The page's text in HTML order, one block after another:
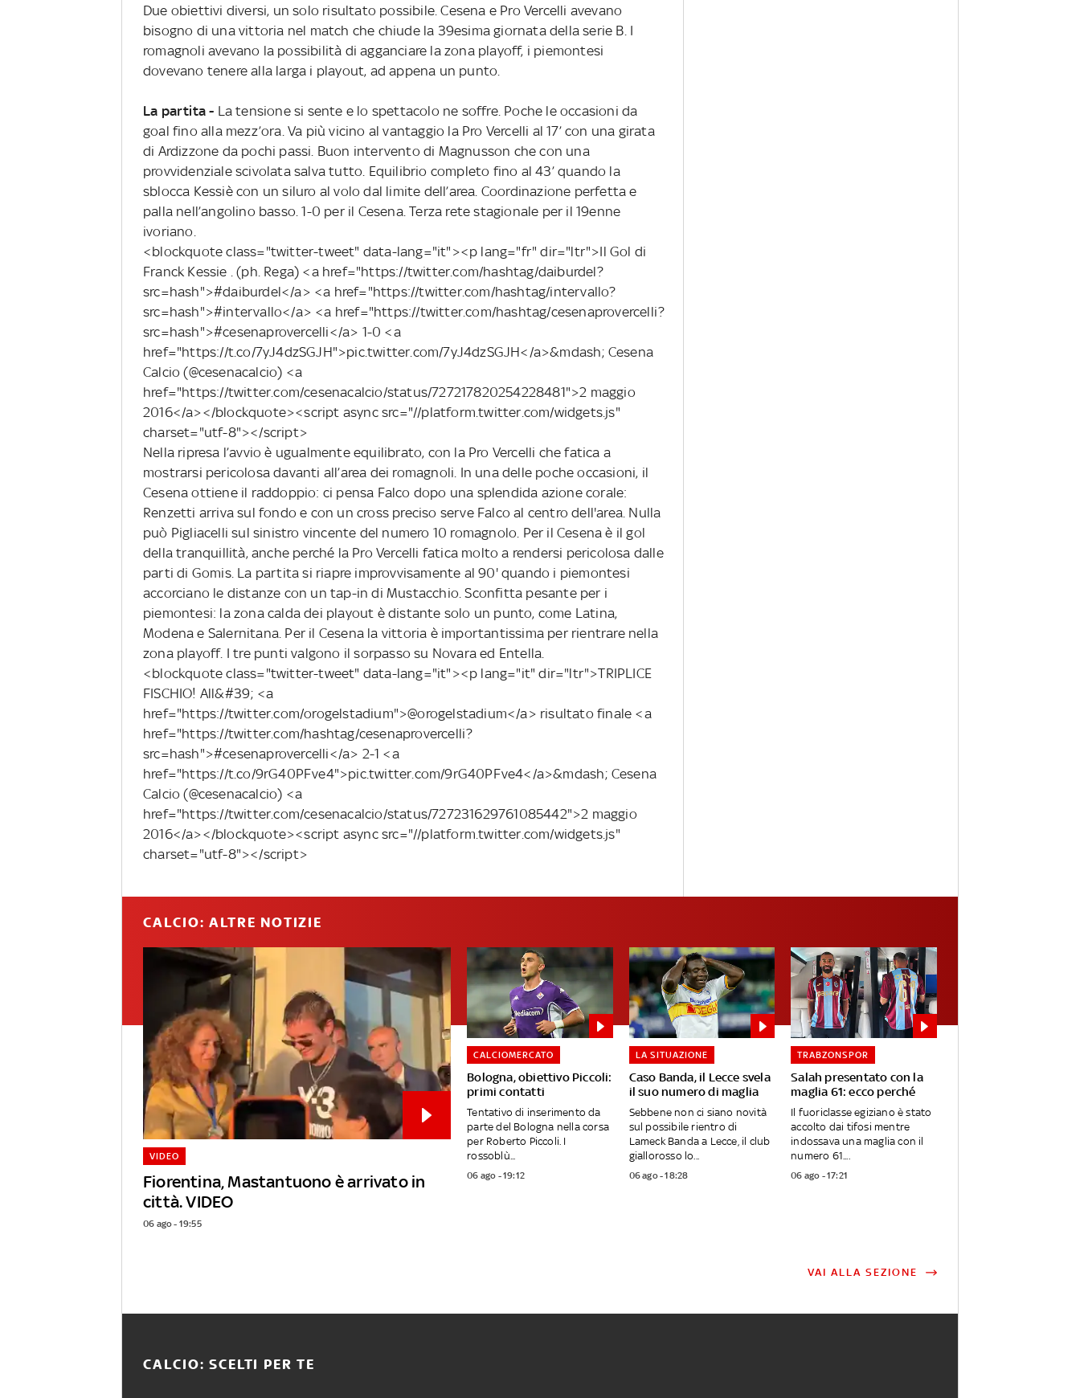
Due obiettivi diversi, un solo risultato possibile. Cesena e Pro Vercelli avevano
bisogno di una vittoria nel match che chiude la 39esima giornata della serie B. I
romagnoli avevano la possibilità di agganciare la zona playoff, i piemontesi
dovevano tenere alla larga i playout, ad appena un punto.
La partita - La tensione si sente e lo spettacolo ne soffre. Poche le occasioni da
goal fino alla mezz’ora. Va più vicino al vantaggio la Pro Vercelli al 17’ con una girata
di Ardizzone da pochi passi. Buon intervento di Magnusson che con una
provvidenziale scivolata salva tutto. Equilibrio completo fino al 43’ quando la
sblocca Kessiè con un siluro al volo dal limite dell’area. Coordinazione perfetta e
palla nell’angolino basso. 1-0 per il Cesena. Terza rete stagionale per il 19enne
ivoriano.
<blockquote class="twitter-tweet" data-lang="it"><p lang="fr" dir="ltr">Il Gol di
Franck Kessie . (ph. Rega) <a href="https://twitter.com/hashtag/daiburdel?
src=hash">#daiburdel</a> <a href="https://twitter.com/hashtag/intervallo?
src=hash">#intervallo</a> <a href="https://twitter.com/hashtag/cesenaprovercelli?
src=hash">#cesenaprovercelli</a> 1-0 <a
href="https://t.co/7yJ4dzSGJH">pic.twitter.com/7yJ4dzSGJH</a>&mdash; Cesena
Calcio (@cesenacalcio) <a
href="https://twitter.com/cesenacalcio/status/727217820254228481">2 maggio
2016</a></blockquote><script async src="//platform.twitter.com/widgets.js"
charset="utf-8"></script>
Nella ripresa l’avvio è ugualmente equilibrato, con la Pro Vercelli che fatica a
mostrarsi pericolosa davanti all’area dei romagnoli. In una delle poche occasioni, il
Cesena ottiene il raddoppio: ci pensa Falco dopo una splendida azione corale:
Renzetti arriva sul fondo e con un cross preciso serve Falco al centro dell'area. Nulla
può Pigliacelli sul sinistro vincente del numero 10 romagnolo. Per il Cesena è il gol
della tranquillità, anche perché la Pro Vercelli fatica molto a rendersi pericolosa dalle
parti di Gomis. La partita si riapre improvvisamente al 90' quando i piemontesi
accorciano le distanze con un tap-in di Mustacchio. Sconfitta pesante per i
piemontesi: la zona calda dei playout è distante solo un punto, come Latina,
Modena e Salernitana. Per il Cesena la vittoria è importantissima per rientrare nella
zona playoff. I tre punti valgono il sorpasso su Novara ed Entella.
<blockquote class="twitter-tweet" data-lang="it"><p lang="it" dir="ltr">TRIPLICE
FISCHIO! All&#39; <a
href="https://twitter.com/orogelstadium">@orogelstadium</a> risultato finale <a
href="https://twitter.com/hashtag/cesenaprovercelli?
src=hash">#cesenaprovercelli</a> 2-1 <a
href="https://t.co/9rG40PFve4">pic.twitter.com/9rG40PFve4</a>&mdash; Cesena
Calcio (@cesenacalcio) <a
href="https://twitter.com/cesenacalcio/status/727231629761085442">2 maggio
2016</a></blockquote><script async src="//platform.twitter.com/widgets.js"
charset="utf-8"></script>
CALCIO: ALTRE NOTIZIE
Fiorentina, Mastantuono è arrivato in
città. VIDEO
VIDEO
06 ago - 19:55
Bologna, obiettivo Piccoli:
primi contatti
CALCIOMERCATO
Tentativo di inserimento da
parte del Bologna nella corsa
per Roberto Piccoli. I
rossoblù...
06 ago - 19:12
Caso Banda, il Lecce svela
il suo numero di maglia
LA SITUAZIONE
Sebbene non ci siano novità
sul possibile rientro di
Lameck Banda a Lecce, il club
giallorosso lo...
06 ago - 18:28
Salah presentato con la
maglia 61: ecco perché
TRABZONSPOR
Il fuoriclasse egiziano è stato
accolto dai tifosi mentre
indossava una maglia con il
numero 61....
06 ago - 17:21
VAI ALLA SEZIONE
CALCIO: SCELTI PER TE